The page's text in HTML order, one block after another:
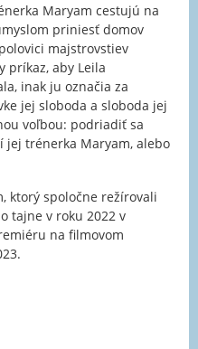
Maryam cestujú na
priniesť domov
majstrovstiev
príkaz, aby Leila
inak ju označia za
jej sloboda a sloboda jej
voľbou: podriadiť sa
jej trénerka Maryam, alebo
ktorý spoločne režírovali
tajne v roku 2022 v
na filmovom